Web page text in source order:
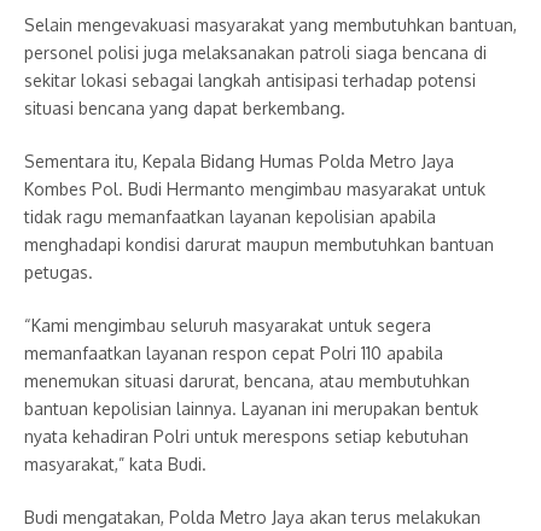
Selain mengevakuasi masyarakat yang membutuhkan bantuan,
personel polisi juga melaksanakan patroli siaga bencana di
sekitar lokasi sebagai langkah antisipasi terhadap potensi
situasi bencana yang dapat berkembang.
Sementara itu, Kepala Bidang Humas Polda Metro Jaya
Kombes Pol. Budi Hermanto mengimbau masyarakat untuk
tidak ragu memanfaatkan layanan kepolisian apabila
menghadapi kondisi darurat maupun membutuhkan bantuan
petugas.
“Kami mengimbau seluruh masyarakat untuk segera
memanfaatkan layanan respon cepat Polri 110 apabila
menemukan situasi darurat, bencana, atau membutuhkan
bantuan kepolisian lainnya. Layanan ini merupakan bentuk
nyata kehadiran Polri untuk merespons setiap kebutuhan
masyarakat,” kata Budi.
Budi mengatakan, Polda Metro Jaya akan terus melakukan